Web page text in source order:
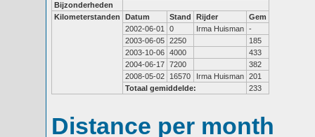
Bijzonderheden
Kilometerstanden
Datum Stand Rijder
Gem
2002-06-01
0 Irma Huisman -
2003-06-05 2250
185
2003-10-06 4000
433
2004-06-17 7200
382
2008-05-02
16570 Irma Huisman 201
Totaal gemiddelde:
233
Distance per month